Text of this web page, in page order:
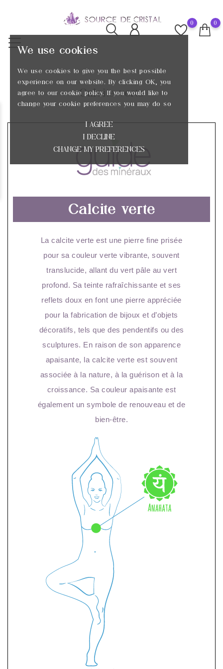
We use cookies
We use cookies to give you the best possible
experience on our website. By clicking OK, you
agree to our cookie policy. If you would like to
change your cookie preferences you may do so
I AGREE
I DECLINE
CHANGE MY PREFERENCES
0
0
Calcite verte
Calcite verte
La calcite verte est une pierre fine prisée
pour sa couleur verte vibrante, souvent
translucide, allant du vert pâle au vert
profond. Sa teinte rafraîchissante et ses
reflets doux en font une pierre appréciée
pour la fabrication de bijoux et d’objets
décoratifs, tels que des pendentifs ou des
sculptures. En raison de son apparence
apaisante, la calcite verte est souvent
associée à la nature, à la guérison et à la
croissance. Sa couleur apaisante est
également un symbole de renouveau et de
bien-être.